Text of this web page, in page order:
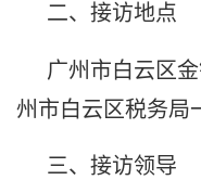
二、接访地点
广州市白云区
州市白云区税务局
三、接访领导